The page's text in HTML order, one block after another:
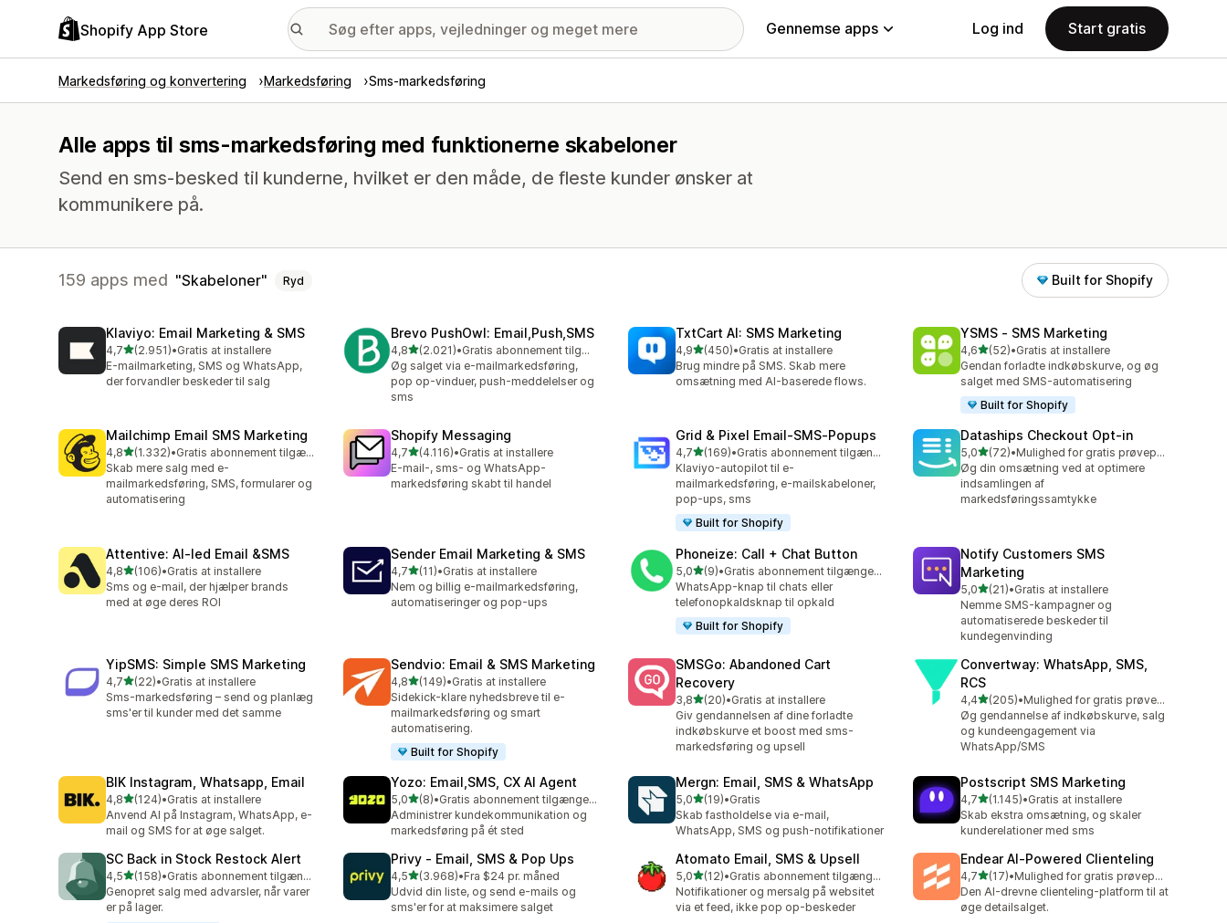
Shopify App Store Gennemse apps Log ind Start gratis
Markedsføring og konvertering Markedsføring Sms-markedsføring
Alle apps til sms-markedsføring med funktionerne skabeloner
Send en sms-besked til kunderne, hvilket er den måde, de fleste kunder ønsker at
kommunikere på.
159 apps med Skabeloner Ryd Built for Shopify
Klaviyo: Email Marketing & SMS
4,7ud af 5 stjerner
(2.951)
2951 anmeldelser i alt
•Gratis at installere
E-mailmarketing, SMS og WhatsApp,
der forvandler beskeder til salg
Brevo PushOwl: Email,Push,SMS
4,8ud af 5 stjerner
(2.021)
2021 anmeldelser i alt
•
Gratis abonnement tilgængeligt
Øg salget via e-mailmarkedsføring,
pop op-vinduer, push-meddelelser og
sms
TxtCart AI: SMS Marketing
4,9ud af 5 stjerner
(450)
450 anmeldelser i alt
•Gratis at installere
Brug mindre på SMS. Skab mere
omsætning med AI-baserede flows.
YSMS ‑ SMS Marketing
4,6ud af 5 stjerner
(52)
52 anmeldelser i alt
•Gratis at installere
Gendan forladte indkøbskurve, og øg
salget med SMS-automatisering
Built for Shopify
Mailchimp Email SMS Marketing
4,8ud af 5 stjerner
(1.332)
1332 anmeldelser i alt
•
Gratis abonnement tilgængeligt
Skab mere salg med e-
mailmarkedsføring, SMS, formularer og
automatisering
Shopify Messaging
4,7ud af 5 stjerner
(4.116)
4116 anmeldelser i alt
•Gratis at installere
E-mail-, sms- og WhatsApp-
markedsføring skabt til handel
Grid & Pixel Email‑SMS‑Popups
4,7ud af 5 stjerner
(169)
169 anmeldelser i alt
•
Gratis abonnement tilgængeligt
Klaviyo-autopilot til e-
mailmarkedsføring, e-mailskabeloner,
pop-ups, sms
Built for Shopify
Dataships Checkout Opt‑in
5,0ud af 5 stjerner
(72)
72 anmeldelser i alt
•
Mulighed for gratis prøveperiode
Øg din omsætning ved at optimere
indsamlingen af
markedsføringssamtykke
Attentive: AI‑led Email &SMS
4,8ud af 5 stjerner
(106)
106 anmeldelser i alt
•Gratis at installere
Sms og e-mail, der hjælper brands
med at øge deres ROI
Sender Email Marketing & SMS
4,7ud af 5 stjerner
(11)
11 anmeldelser i alt
•Gratis at installere
Nem og billig e-mailmarkedsføring,
automatiseringer og pop-ups
Phoneize: Call + Chat Button
5,0ud af 5 stjerner
(9)
9 anmeldelser i alt
•
Gratis abonnement tilgængeligt
WhatsApp-knap til chats eller
telefonopkaldsknap til opkald
Built for Shopify
Notify Customers SMS
Marketing
5,0ud af 5 stjerner
(21)
21 anmeldelser i alt
•Gratis at installere
Nemme SMS-kampagner og
automatiserede beskeder til
kundegenvinding
YipSMS: Simple SMS Marketing
4,7ud af 5 stjerner
(22)
22 anmeldelser i alt
•Gratis at installere
Sms-markedsføring – send og planlæg
sms'er til kunder med det samme
Sendvio: Email & SMS Marketing
4,8ud af 5 stjerner
(149)
149 anmeldelser i alt
•Gratis at installere
Sidekick-klare nyhedsbreve til e-
mailmarkedsføring og smart
automatisering.
Built for Shopify
SMSGo: Abandoned Cart
Recovery
3,8ud af 5 stjerner
(20)
20 anmeldelser i alt
•Gratis at installere
Giv gendannelsen af dine forladte
indkøbskurve et boost med sms-
markedsføring og upsell
Convertway: WhatsApp, SMS,
RCS
4,4ud af 5 stjerner
(205)
205 anmeldelser i alt
•
Mulighed for gratis prøveperiode
Øg gendannelse af indkøbskurve, salg
og kundeengagement via
WhatsApp/SMS
BIK Instagram, Whatsapp, Email
4,8ud af 5 stjerner
(124)
124 anmeldelser i alt
•Gratis at installere
Anvend AI på Instagram, WhatsApp, e-
mail og SMS for at øge salget.
Yozo: Email,SMS, CX AI Agent
5,0ud af 5 stjerner
(8)
8 anmeldelser i alt
•
Gratis abonnement tilgængeligt
Administrer kundekommunikation og
markedsføring på ét sted
Mergn: Email, SMS & WhatsApp
5,0ud af 5 stjerner
(19)
19 anmeldelser i alt
•Gratis
Skab fastholdelse via e-mail,
WhatsApp, SMS og push-notifikationer
Postscript SMS Marketing
4,7ud af 5 stjerner
(1.145)
1145 anmeldelser i alt
•Gratis at installere
Skab ekstra omsætning, og skaler
kunderelationer med sms
SC Back in Stock Restock Alert
4,5ud af 5 stjerner
(158)
158 anmeldelser i alt
•
Gratis abonnement tilgængeligt
Genopret salg med advarsler, når varer
er på lager.
Privy ‑ Email, SMS & Pop Ups
4,5ud af 5 stjerner
(3.968)
3968 anmeldelser i alt
•Fra $24 pr. måned
Udvid din liste, og send e-mails og
sms'er for at maksimere salget
Atomato Email, SMS & Upsell
5,0ud af 5 stjerner
(12)
12 anmeldelser i alt
•
Gratis abonnement tilgængeligt
Notifikationer og mersalg på websitet
via et feed, ikke pop op-beskeder
Endear AI‑Powered Clienteling
4,7ud af 5 stjerner
(17)
17 anmeldelser i alt
•
Mulighed for gratis prøveperiode
Den AI-drevne clienteling-platform til at
øge detailsalget.